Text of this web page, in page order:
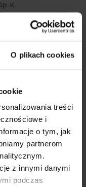
O plikach cookies
treści
i
o tym, jak
partnerom
z innymi danymi
podczas
K.